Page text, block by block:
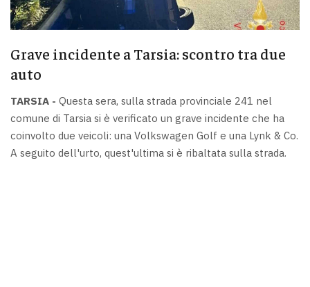
Grave incidente a Tarsia: scontro tra due
auto
TARSIA - Questa sera, sulla strada provinciale 241 nel
comune di Tarsia si è verificato un grave incidente che ha
coinvolto due veicoli: una Volkswagen Golf e una Lynk & Co.
A seguito dell'urto, quest'ultima si è ribaltata sulla strada.